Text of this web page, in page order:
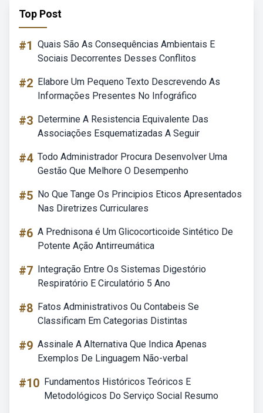
Top Post
#1 Quais São As Consequências Ambientais E
Sociais Decorrentes Desses Conflitos
#2 Elabore Um Pequeno Texto Descrevendo As
Informações Presentes No Infográfico
#3 Determine A Resistencia Equivalente Das
Associações Esquematizadas A Seguir
#4 Todo Administrador Procura Desenvolver Uma
Gestão Que Melhore O Desempenho
#5 No Que Tange Os Principios Eticos Apresentados
Nas Diretrizes Curriculares
#6 A Prednisona é Um Glicocorticoide Sintético De
Potente Ação Antirreumática
#7 Integração Entre Os Sistemas Digestório
Respiratório E Circulatório 5 Ano
#8 Fatos Administrativos Ou Contabeis Se
Classificam Em Categorias Distintas
#9 Assinale A Alternativa Que Indica Apenas
Exemplos De Linguagem Não-verbal
#10 Fundamentos Históricos Teóricos E
Metodológicos Do Serviço Social Resumo